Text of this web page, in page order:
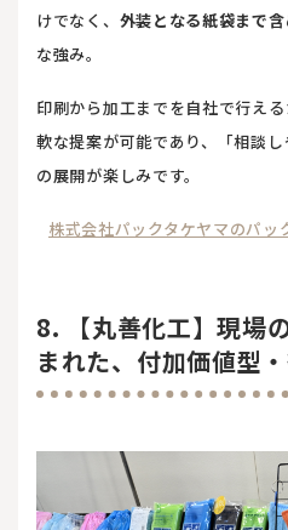
けでなく、 外装となる紙袋まで
な強み。
印刷から加工までを自社で行え
軟な提案が可能であり、「相談
の展開が楽しみです。
株式会社パックタケヤマのパッ
8. 【丸善化工】現場
まれた、付加価値型